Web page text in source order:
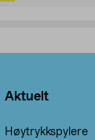
Aktuelt
Høytrykkspylere